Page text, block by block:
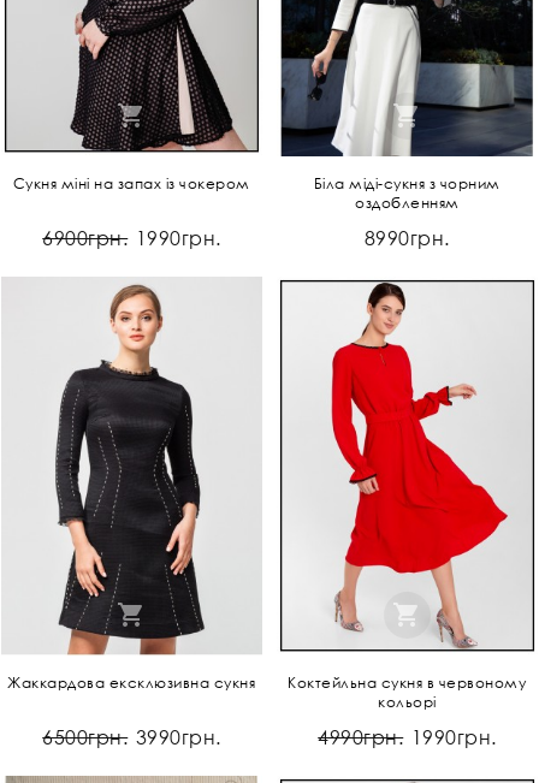
Сукня міні на запах із чокером
6900грн. 1990грн.
Біла міді-сукня з чорним
оздобленням
8990грн.
Жаккардова ексклюзивна сукня
6500грн. 3990грн.
Коктейльна сукня в червоному
кольорі
4990грн. 1990грн.